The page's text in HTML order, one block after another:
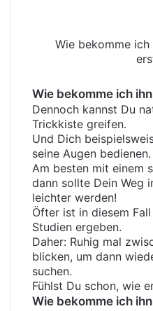
Wie bekomme
Wie bekomme ich
Dennoch kannst Du
Trickkiste greifen.
Und Dich
seine Augen bedienen.
Am besten mit einem
dann sollte Dein Weg
leichter werden!
Öfter ist in diesem
Studien ergeben.
Daher: Ruhig mal
blicken, um dann
suchen.
Fühlst Du schon, wie
Wie bekomme ich